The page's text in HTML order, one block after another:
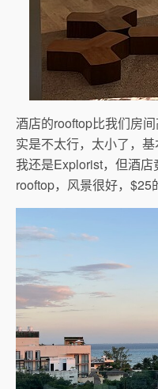
酒店的rooftop比我们房
实是不太行，太小了，
我还是Explorist，但酒
rooftop，风景很好，